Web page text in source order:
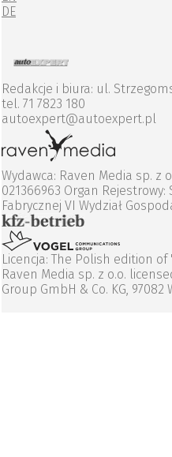
DE
Redakcje i biura: ul.
tel. 71 7823 180
autoexpert@autoexpert.pl
Wydawca: Raven Media sp. z
021366963 Organ Rejestrowy:
Fabrycznej VI Wydział
Licencja: The Polish edition
Raven Media sp. z o.o.
Group GmbH & Co. KG,